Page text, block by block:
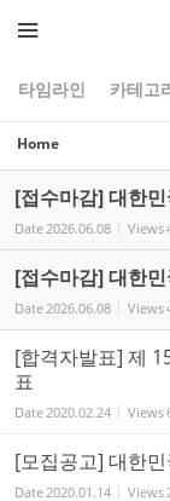
타임라인 카테고
Home
[접수마감] 대한
Date2026.06.08 Views
[접수마감] 대한
Date2026.06.08 Views
[합격자발표] 제
표
Date2020.02.24 Views
[모집공고] 대한
Date2020.01.14 Views